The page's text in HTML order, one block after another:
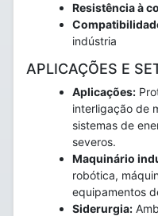
Resistência à
indústria
APLICAÇÕES E
Aplicações:
interligação de
sistemas de
severos.
Maquinário
robótica,
equipamentos
Siderurgia: